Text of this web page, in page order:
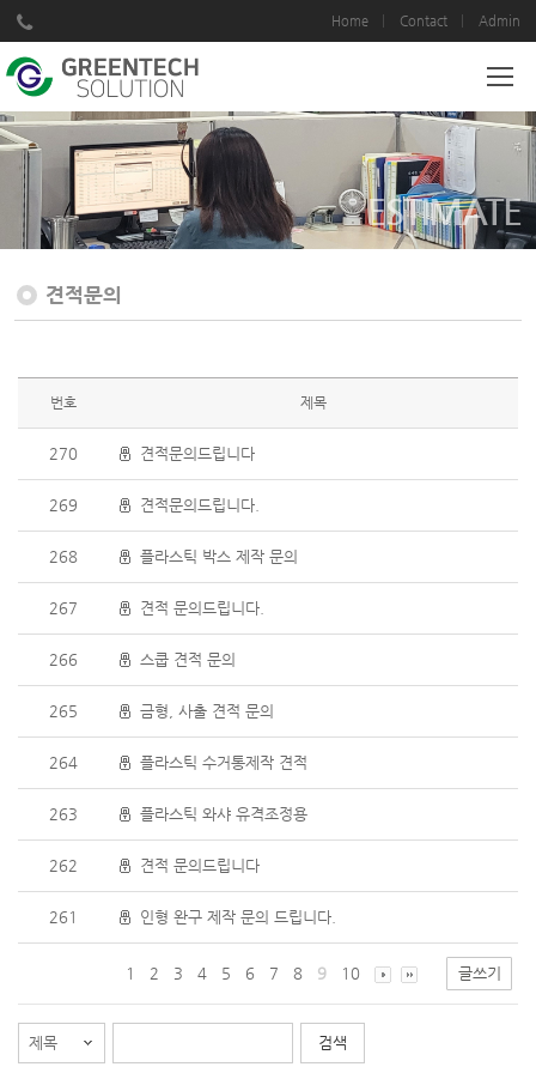
Home Contact Admin
ESTIMATE
견적문의
번호 제목
270 견적문의드립니다
269 견적문의드립니다.
268 플라스틱 박스 제작 문의
267 견적 문의드립니다.
266 스쿱 견적 문의
265 금형, 사출 견적 문의
264 플라스틱 수거통제작 견적
263 플라스틱 와샤 유격조정용
262 견적 문의드립니다
261 인형 완구 제작 문의 드립니다.
1 2 3 4 5 6 7 8 9 10 글쓰기